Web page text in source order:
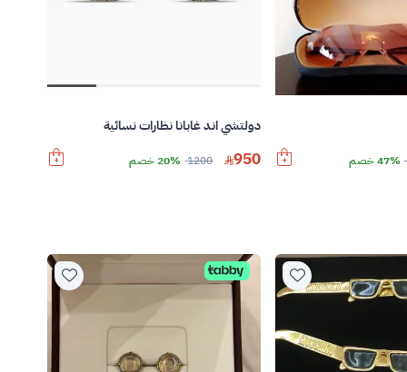
47% خصم
دولتشي اند غابانا نظارات نسائية
950
1200 20% خصم